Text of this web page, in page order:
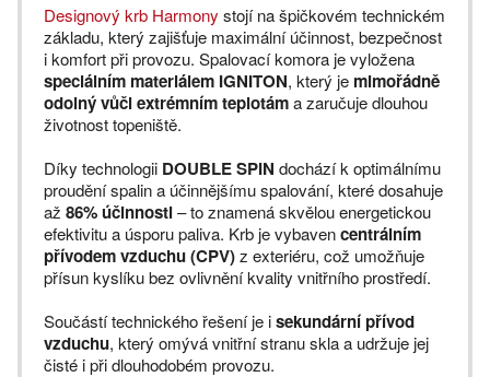
Designový krb Harmony stojí na špičkovém technickém
základu, který zajišťuje maximální účinnost, bezpečnost
i komfort při provozu. Spalovací komora je vyložena
speciálním materiálem IGNITON, který je mimořádně
odolný vůči extrémním teplotáma zaručuje dlouhou
životnost topeniště.
Díky technologii DOUBLE SPIN dochází k optimálnímu
proudění spalin a účinnějšímu spalování, které dosahuje
až 86% účinnosti– to znamená skvělou energetickou
efektivitu a úsporu paliva. Krb je vybavencentrálním
přívodem vzduchu (CPV)z exteriéru, což umožňuje
přísun kyslíku bez ovlivnění kvality vnitřního prostředí.
Součástí technického řešení je isekundární přívod
vzduchu, který omývá vnitřní stranu skla a udržuje jej
čisté i při dlouhodobém provozu.